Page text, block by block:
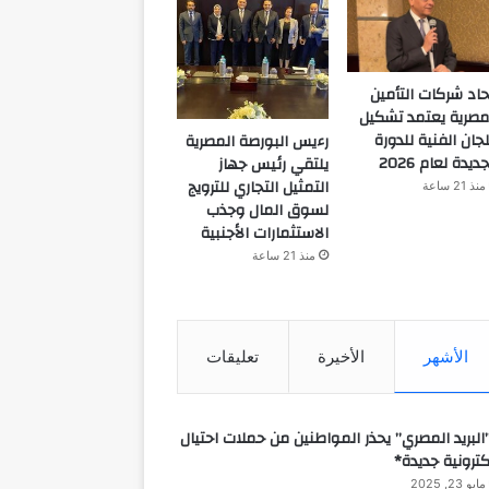
شركات التأمين
يعتمد تشكيل
الفنية للدورة
لعام 2026
منذ 21 ساعة
رءيس البورصة المصرية
يلتقي رئيس جهاز
التمثيل التجاري للترويج
لسوق المال وجذب
الاستثمارات الأجنبية
منذ 21 ساعة
الأشهر الأخيرة تعليقات
المصري” يحذر المواطنين من حملات احتيال
جديدة*
مايو 23, 2025